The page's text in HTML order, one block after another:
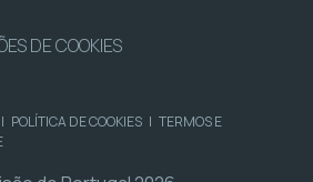
DE COOKIES
| POLÍTICA DE COOKIES | TERMOS E